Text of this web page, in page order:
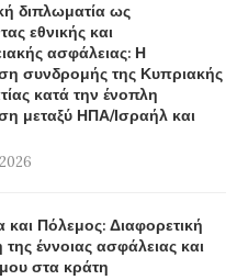
διπλωματία ως
εθνικής και
ασφάλειας: Η
συνδρομής της Κυπριακής
κατά την ένοπλη
μεταξύ ΗΠΑ/Ισραήλ και
2026
και Πόλεμος: Διαφορετική
έννοιας ασφάλειας και
στα κράτη